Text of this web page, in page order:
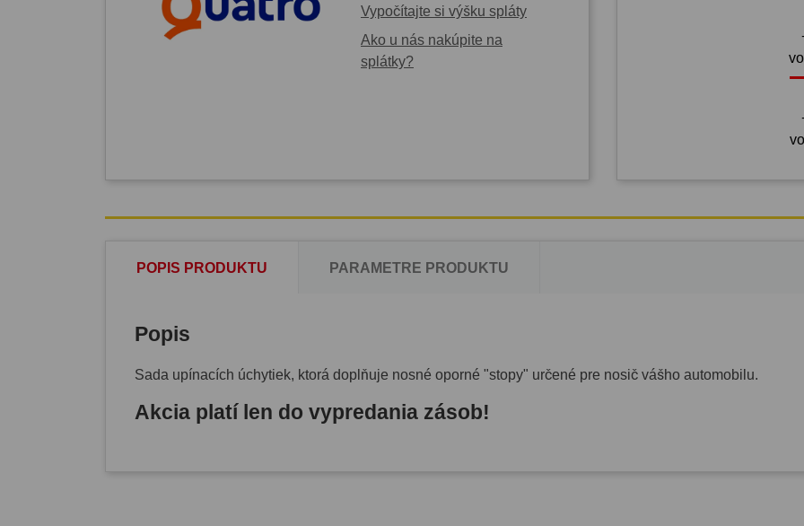
Vypočítajte si výšku spláty
Ako u nás nakúpite na
splátky?
POPIS PRODUKTU PARAMETRE PRODUKTU
Popis
Sada upínacích úchytiek, ktorá doplňuje nosné oporné "stopy" určené pre nosič vášho automobilu.
Akcia platí len do vypredania zásob!